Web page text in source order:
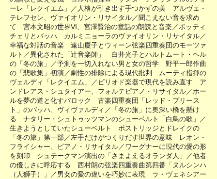
ーレ「レクイエム」／人格が引き出す手つかずの美 アルヴェ・
テレフセン、ヴァイオリン・リサイタル／聞こえない音を求め
て 宮本文昭の世界VI、宮澤賢治の童話の朗読と音楽／ボッティ
チェリとバッハ カルミニョーラのヴァイオリン・リサイタル／
幸福な対話の音楽 遠山慶子とウィーン弦楽四重奏団のモーツァ
ルト／異化された「辻音楽師」 白井光子とハルトムート・ヘル
の「冬の旅」／予測を一切入れない男と女の哲学 野平一郎作曲
の「悲歌集」初演／劇性の排除による現代批判 ムーティ指揮の
ヴェルディ「レクイエム」／ピリオド楽器で現代を読み直す ア
ンドレアス・シュタイアー、フォルテピアノ・リサイタル／ホー
ルを夢の道と化すバロック 古楽四重奏団「レッド・プリース
ト」のバッハ、ヴィヴァルディ／「冬の旅」に奥深い橋を懸け
る ナタリー・シュトゥッツマンのシューベルト「白鳥の歌」／
生きようとしていたシューベルト ボストリッジとドレイクの
「冬の旅」第一部／左手だけがつくりだす世界の意味 レオン・
フライシャー、ピアノ・リサイタル／ワーグナーに現代の愛の形
を刻印 シュテークマン演出の「さまよえるオランダ人」／他者
の優しさに呼応する 西村朗の弦楽四重奏曲第四番「ヌルシンハ
（人獅子）」／男女の愛の違いを巧妙に表現 ラ・ヴェネシアー